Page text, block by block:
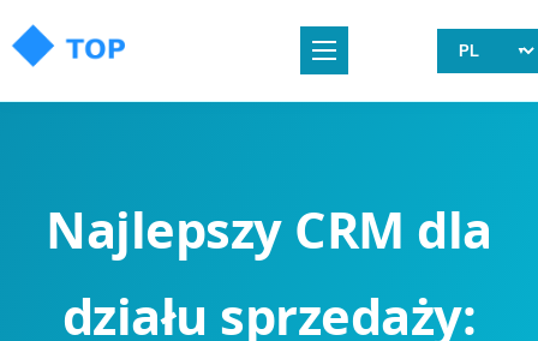
Najlepszy CRM dla
działu sprzedaży: